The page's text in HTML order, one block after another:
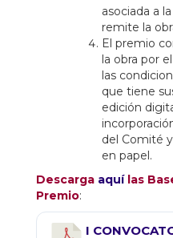
asociada a
remite la
El premio
la obra por
las
que tiene
edición
del Comité
en papel.
Descarga aquílas
Premio:
I